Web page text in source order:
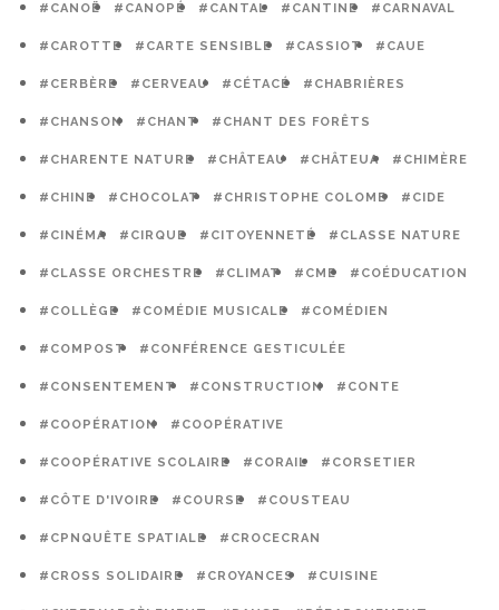
#CANOË #CANOPÉ #CANTAL #CANTINE #CARNAVAL
#CAROTTE #CARTE SENSIBLE #CASSIOT #CAUE
#CERBÈRE #CERVEAU #CÉTACÉ #CHABRIÈRES
#CHANSON #CHANT #CHANT DES FORÊTS
#CHARENTE NATURE #CHÂTEAU #CHÂTEUA #CHIMÈRE
#CHINE #CHOCOLAT #CHRISTOPHE COLOMB #CIDE
#CINÉMA #CIRQUE #CITOYENNETÉ #CLASSE NATURE
#CLASSE ORCHESTRE #CLIMAT #CME #COÉDUCATION
#COLLÈGE #COMÉDIE MUSICALE #COMÉDIEN
#COMPOST #CONFÉRENCE GESTICULÉE
#CONSENTEMENT #CONSTRUCTION #CONTE
#COOPÉRATION #COOPÉRATIVE
#COOPÉRATIVE SCOLAIRE #CORAIL #CORSETIER
#CÔTE D'IVOIRE #COURSE #COUSTEAU
#CPNQUÊTE SPATIALE #CROCECRAN
#CROSS SOLIDAIRE #CROYANCES #CUISINE